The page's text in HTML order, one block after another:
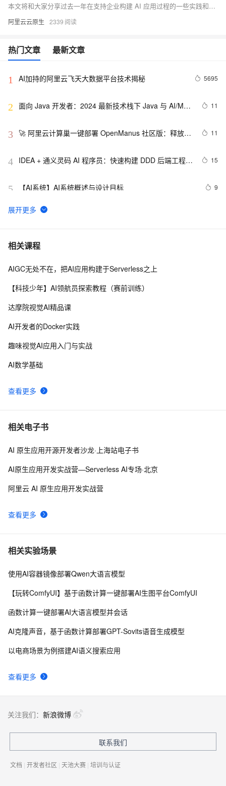
本文将和大家分享过去一年在支持企业构建 AI 应用过程的一些实践和思考。
阿里云云原生 2339
热门文章 最新文章
1 AI加持的阿里云飞天大数据平台技术揭秘 5695
2 面向 Java 开发者：2024 最新技术栈下 Java 与 AI/ML
11
3 🚀 阿里云计算巢一键部署 OpenManus 社区版：释放 AI
11
4 IDEA + 通义灵码 AI 程序员：快速构建 DDD 后端工程模
15
5 【AI系统】AI系统概述与设计目标 9
6
《百炼成金-大金融模型新篇章》––11.构建金融级AI原
7 视觉AI五天训练营教程 Day 1
8 固特异（Goodyear）利用人工智能和物联网实现数字化
年度Best Papers 一文回顾（1）
101370亿参数、接近人类水平，谷歌对话AI模型LaMDA放
相关课程
查看更多
AIGC无处不在，把AI应用构建于Serverless之上
【科技少年】AI领航员探索教程（赛前训练）
达摩院视觉AI精品课
AI开发者的Docker实践
趣味视觉AI应用入门与实战
AI数学基础
相关电子书
查看更多
AI 原生应用开源开发者沙龙·上海站电子书
AI原生应用开发实战营—Serverless AI专场·北京
阿里云 AI 原生应用开发实战营
相关实验场景
查看更多
使用AI容器镜像部署Qwen大语言模型
【玩转ComfyUI】基于函数计算一键部署AI生图平台ComfyUI
函数计算一键部署AI大语言模型并会话
AI克隆声音，基于函数计算部署GPT-Sovits语音生成模型
以电商场景为例搭建AI语义搜索应用
关注我们： 新浪微博
联系我们
文档 | 开发者社区 | 天池大赛 | 培训与认证